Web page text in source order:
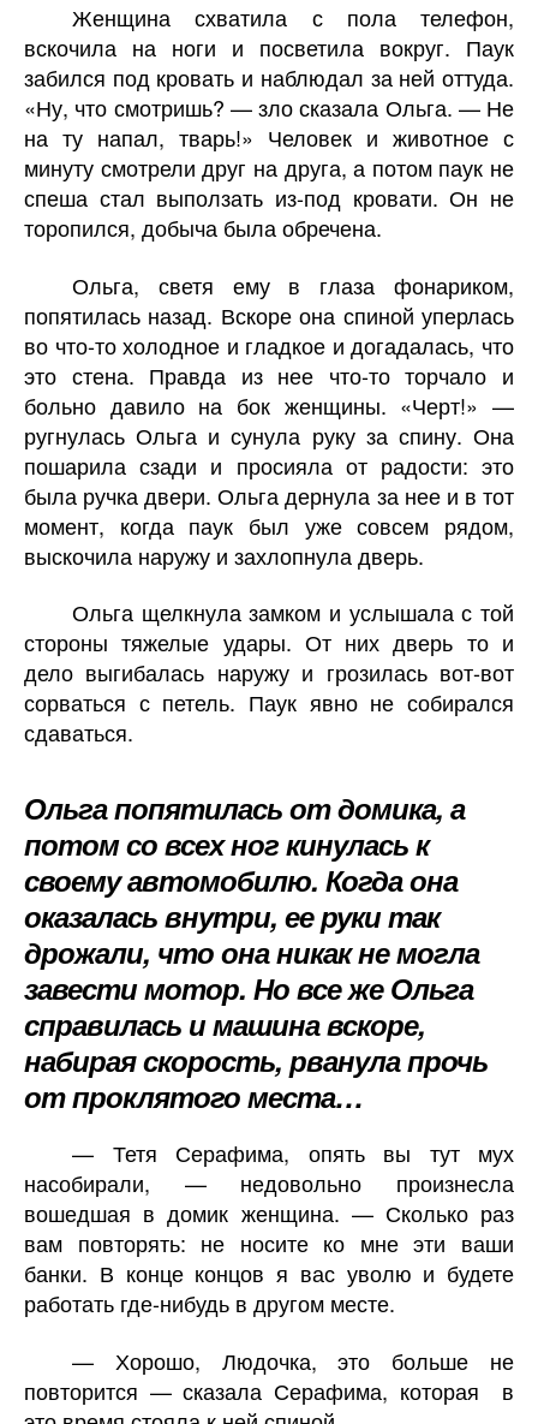
Женщина схватила с пола телефон,
вскочила на ноги и посветила вокруг. Паук
забился под кровать и наблюдал за ней оттуда.
«Ну, что смотришь? — зло сказала Ольга. — Не
на ту напал, тварь!» Человек и животное с
минуту смотрели друг на друга, а потом паук не
спеша стал выползать из-под кровати. Он не
торопился, добыча была обречена.
Ольга, светя ему в глаза фонариком,
попятилась назад. Вскоре она спиной уперлась
во что-то холодное и гладкое и догадалась, что
это стена. Правда из нее что-то торчало и
больно давило на бок женщины. «Черт!» —
ругнулась Ольга и сунула руку за спину. Она
пошарила сзади и просияла от радости: это
была ручка двери. Ольга дернула за нее и в тот
момент, когда паук был уже совсем рядом,
выскочила наружу и захлопнула дверь.
Ольга щелкнула замком и услышала с той
стороны тяжелые удары. От них дверь то и
дело выгибалась наружу и грозилась вот-вот
сорваться с петель. Паук явно не собирался
сдаваться.
Ольга попятилась от домика, а
потом со всех ног кинулась к
своему автомобилю. Когда она
оказалась внутри, ее руки так
дрожали, что она никак не могла
завести мотор. Но все же Ольга
справилась и машина вскоре,
набирая скорость, рванула прочь
от проклятого места…
— Тетя Серафима, опять вы тут мух
насобирали, — недовольно произнесла
вошедшая в домик женщина. — Сколько раз
вам повторять: не носите ко мне эти ваши
банки. В конце концов я вас уволю и будете
работать где-нибудь в другом месте.
— Хорошо, Людочка, это больше не
повторится — сказала Серафима, которая
в